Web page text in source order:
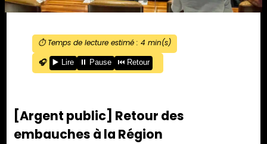
⏱️ Temps de lecture estimé : 4 min(s)
🎧
▶️ Lire ⏸️ Pause ⏮️ Retour
[Argent public] Retour des
embauches à la Région